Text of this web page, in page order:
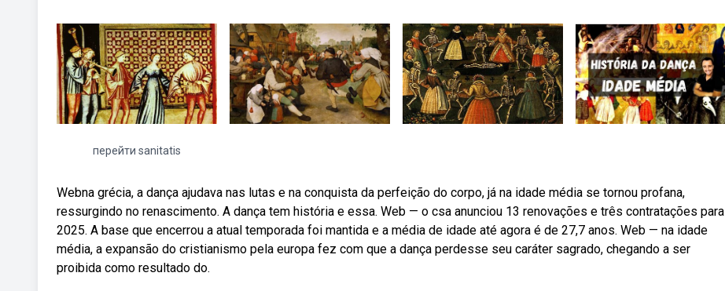
перейти sanitatis
Webna grécia, a dança ajudava nas lutas e na conquista da perfeição do corpo, já na idade média se tornou profana,
ressurgindo no renascimento. A dança tem história e essa. Web — o csa anunciou 13 renovações e três contratações para
2025. A base que encerrou a atual temporada foi mantida e a média de idade até agora é de 27,7 anos. Web — na idade
média, a expansão do cristianismo pela europa fez com que a dança perdesse seu caráter sagrado, chegando a ser
proibida como resultado do.